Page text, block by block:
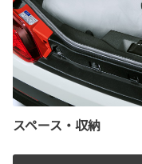
スペース・収納